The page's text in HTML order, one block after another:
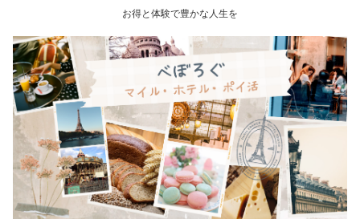
お得と体験で豊かな人生を